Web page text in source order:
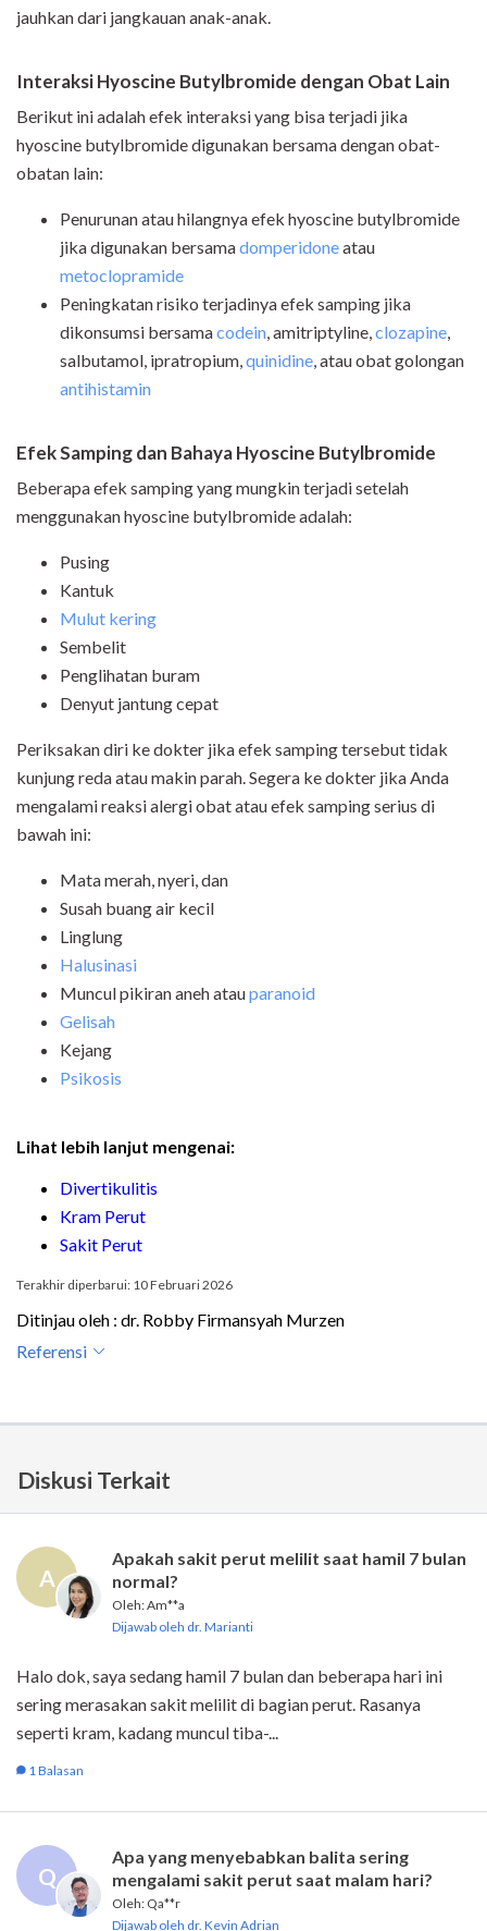
jauhkan dari jangkauan anak-anak.
Interaksi Hyoscine Butylbromide dengan Obat Lain
Berikut ini adalah efek interaksi yang bisa terjadi jika
hyoscine butylbromide digunakan bersama dengan obat-
obatan lain:
Penurunan atau hilangnya efek hyoscine butylbromide
jika digunakan bersamadomperidoneatau
metoclopramide
Peningkatan risiko terjadinya efek samping jika
dikonsumsi bersamacodein, amitriptyline,clozapine,
salbutamol, ipratropium,quinidine, atau obat golongan
antihistamin
Efek Samping dan BahayaHyoscine Butylbromide
Beberapa efek samping yang mungkin terjadi setelah
menggunakan hyoscine butylbromide adalah:
Pusing
Kantuk
Mulut kering
Sembelit
Penglihatan buram
Denyut jantung cepat
Periksakan diri ke dokter jika efek samping tersebut tidak
kunjung reda atau makin parah. Segera ke dokter jika Anda
mengalami reaksi alergi obat atau efek samping serius di
bawah ini:
Mata merah, nyeri, dan
Susah buang air kecil
Linglung
Halusinasi
Muncul pikiran aneh atauparanoid
Gelisah
Kejang
Psikosis
Lihat lebih lanjut mengenai:
Divertikulitis
Kram Perut
Sakit Perut
Terakhir diperbarui: 10 Februari 2026